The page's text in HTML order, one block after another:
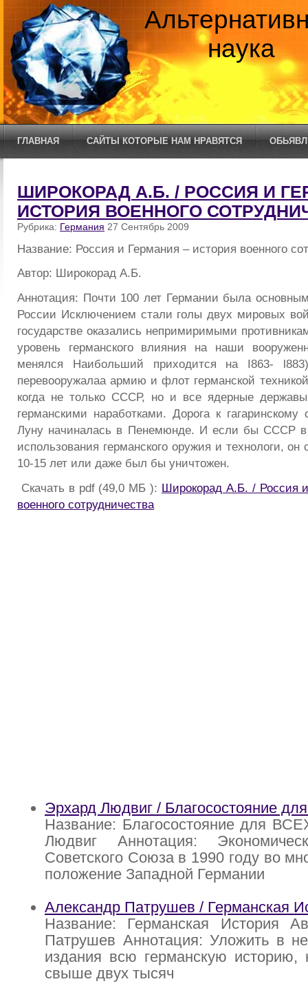
наука
ГЛАВНАЯ САЙТЫ КОТОРЫЕ НАМ НРАВЯТСЯ
ШИРОКОРАД А.Б. / РОССИЯ И
ИСТОРИЯ ВОЕННОГО
Рубрика: Германия 27 Сентябрь 2009
Название: Россия и Германия – история военного
Автор: Широкорад А.Б.
Аннотация: Почти 100 лет Германии была
России Исключением стали голы двух мировых
государстве оказались непримиримыми
уровень германского влияния на наши
менялся Наибольший приходится на I863-
перевооружалаа армию и флот германской
когда не только СССР, но и все ядерные
германскими наработками. Дорога к
Луну начиналась в Пенемюнде. И если бы СССР в
использования германского оружия и технологи,
10-15 лет или даже был бы уничтожен.
Скачать в pdf (49,0 МБ ): Широкорад А.Б. / Россия
военного сотрудничества
Эрхард Людвиг / Благосостояние
Название: Благосостояние для
Людвиг Аннотация:
Советского Союза в 1990 году во
положение Западной Германии
Александр Патрушев / Германская
Название: Германская История
Патрушев Аннотация: Уложить в
издания всю германскую
свыше двух тысяч